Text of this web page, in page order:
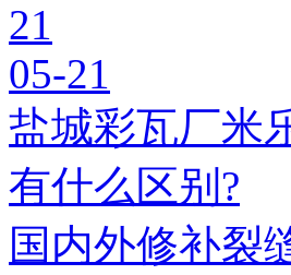
21
05-21
盐城彩瓦厂米
有什么区别?
国内外修补裂